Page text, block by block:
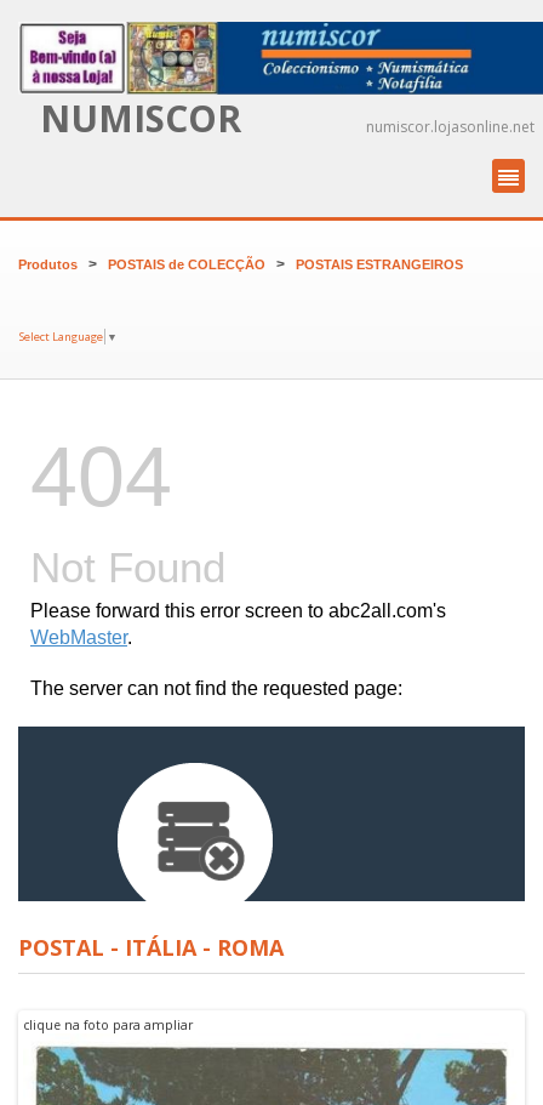
NUMISCOR numiscor.lojasonline.net
Produtos > POSTAIS de COLECÇÃO > POSTAIS ESTRANGEIROS
Select Language ▼
POSTAL - ITÁLIA - ROMA
clique na foto para ampliar